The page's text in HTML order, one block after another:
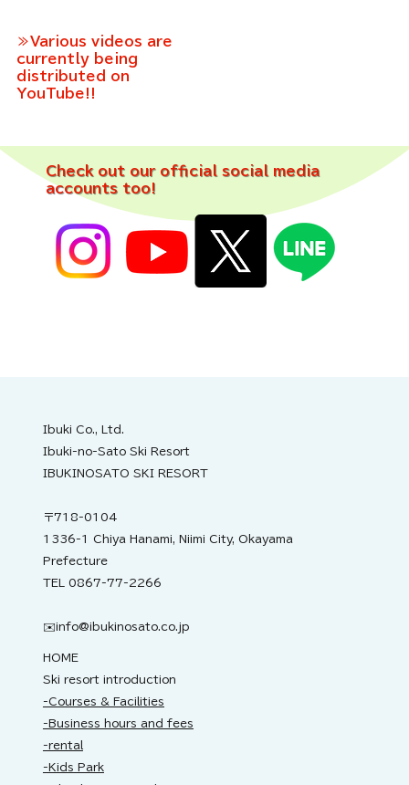
≫Various videos are
currently being
distributed on
YouTube!!
Check out our official social media
accounts too!
Ibuki Co., Ltd.
Ibuki-no-Sato Ski Resort
IBUKINOSATO SKI RESORT
〒718-0104
1336-1 Chiya Hanami, Niimi City, Okayama
Prefecture
TEL 0867-77-2266
✉️info@ibukinosato.co.jp
HOME
Ski resort introduction
-Courses & Facilities
-Business hours and fees
-rental
-Kids Park